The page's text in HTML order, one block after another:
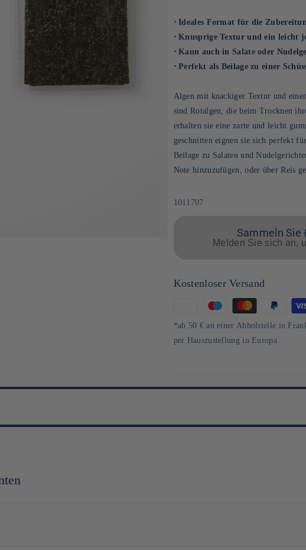
⋅ Ideales Format für die
⋅ Knusprige Textur und ein leicht
⋅ Kann auch in Salate oder
⋅ Perfekt als Beilage zu einer
Algen mit knackiger Textur und
sind Rotalgen, die beim Trocknen
erhalten sie eine zarte und leicht
geschnitten eignen sie sich perfekt
Beilage zu Salaten und
Note hinzuzufügen, oder über Reis
SKU:
1011707
Sammeln Sie
Melden Sie sich an,
Kostenloser Versand
Zahlungsmethoden
*ab 50 € an einer Abholstelle in
per Hauszustellung in Europa
actuels et la diminution du nombre de producteurs, Momofuku s'est donné pour